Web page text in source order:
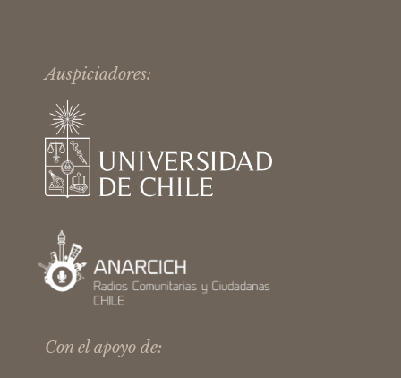
Auspiciadores:
Con el apoyo de: